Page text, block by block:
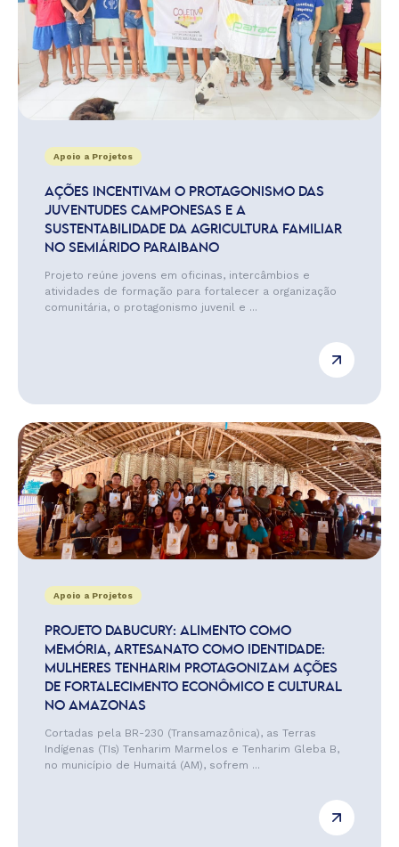
Apoio a Projetos
AÇÕES INCENTIVAM O PROTAGONISMO DAS
JUVENTUDES CAMPONESAS E A
SUSTENTABILIDADE DA AGRICULTURA FAMILIAR
NO SEMIÁRIDO PARAIBANO
Projeto reúne jovens em oficinas, intercâmbios e
atividades de formação para fortalecer a organização
comunitária, o protagonismo juvenil e ...
Apoio a Projetos
PROJETO DABUCURY: ALIMENTO COMO
MEMÓRIA, ARTESANATO COMO IDENTIDADE:
MULHERES TENHARIM PROTAGONIZAM AÇÕES
DE FORTALECIMENTO ECONÔMICO E CULTURAL
NO AMAZONAS
Cortadas pela BR-230 (Transamazônica), as Terras
Indígenas (TIs) Tenharim Marmelos e Tenharim Gleba B,
no município de Humaitá (AM), sofrem ...